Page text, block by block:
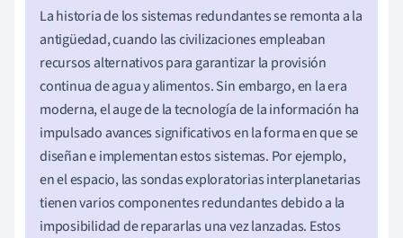
La historia de los sistemas redundantes se remonta a la
antigüedad, cuando las civilizaciones empleaban
recursos alternativos para garantizar la provisión
continua de agua y alimentos. Sin embargo, en la era
moderna, el auge de la tecnología de la información ha
impulsado avances significativos en la forma en que se
diseñan e implementan estos sistemas. Por ejemplo,
en el espacio, las sondas exploratorias interplanetarias
tienen varios componentes redundantes debido a la
imposibilidad de repararlas una vez lanzadas. Estos